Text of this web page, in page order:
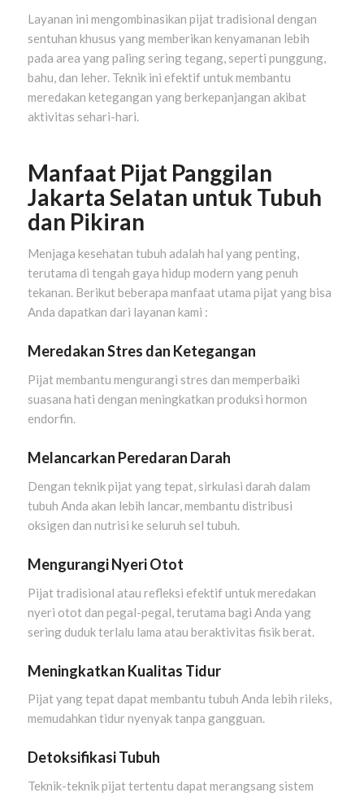
Layanan ini mengombinasikan pijat tradisional dengan
sentuhan khusus yang memberikan kenyamanan lebih
pada area yang paling sering tegang, seperti punggung,
bahu, dan leher. Teknik ini efektif untuk membantu
meredakan ketegangan yang berkepanjangan akibat
aktivitas sehari-hari.
Manfaat Pijat Panggilan
Jakarta Selatan untuk Tubuh
dan Pikiran
Menjaga kesehatan tubuh adalah hal yang penting,
terutama di tengah gaya hidup modern yang penuh
tekanan. Berikut beberapa manfaat utama pijat yang bisa
Anda dapatkan dari layanan kami :
Meredakan Stres dan Ketegangan
Pijat membantu mengurangi stres dan memperbaiki
suasana hati dengan meningkatkan produksi hormon
endorfin.
Melancarkan Peredaran Darah
Dengan teknik pijat yang tepat, sirkulasi darah dalam
tubuh Anda akan lebih lancar, membantu distribusi
oksigen dan nutrisi ke seluruh sel tubuh.
Mengurangi Nyeri Otot
Pijat tradisional atau refleksi efektif untuk meredakan
nyeri otot dan pegal-pegal, terutama bagi Anda yang
sering duduk terlalu lama atau beraktivitas fisik berat.
Meningkatkan Kualitas Tidur
Pijat yang tepat dapat membantu tubuh Anda lebih rileks,
memudahkan tidur nyenyak tanpa gangguan.
Detoksifikasi Tubuh
Teknik-teknik pijat tertentu dapat merangsang sistem